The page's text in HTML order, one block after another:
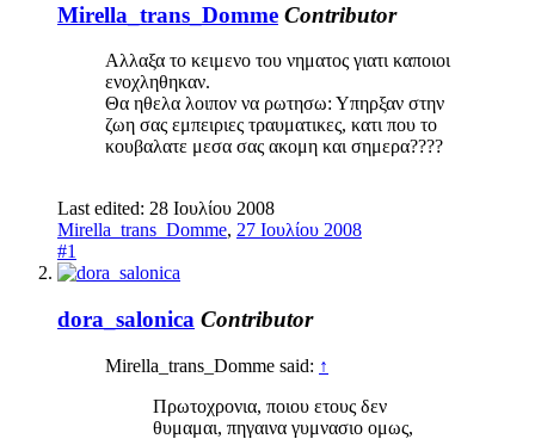
Mirella_trans_Domme Contributor
Αλλαξα το κειμενο του νηματος γιατι καποιοι
ενοχληθηκαν.
Θα ηθελα λοιπον να ρωτησω: Υπηρξαν στην
ζωη σας εμπειριες τραυματικες, κατι που το
κουβαλατε μεσα σας ακομη και σημερα????
Last edited: 28 Ιουλίου 2008
Mirella_trans_Domme, 27 Ιουλίου 2008
#1
dora_salonica Contributor
Mirella_trans_Domme said: ↑
Πρωτοχρονια, ποιου ετους δεν
θυμαμαι, πηγαινα γυμνασιο ομως,